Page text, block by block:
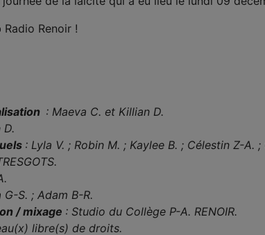
Renoir !
: Maeva C. et Killian D.
D.
: Lyla V. ; Robin M. ; Kaylee B. ; Célestin Z-A.
G-S. ; Adam B-R.
/ mixage : Studio du Collège P-A. RENOIR.
libre(s) de droits.